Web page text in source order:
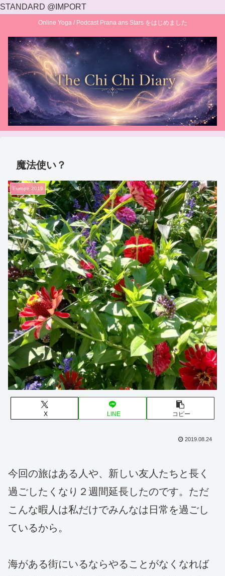
STANDARD @IMPORT
Online Yoga / Podcast Prana ans Stars をはじめました
魔法使い？
Europe 2019
X LINE コピー
2019.08.24
今回の旅はある人や、新しい友人たちと長く
過ごしたくなり２週間延長したのです。ただ
こんな暇人は私だけでみんなは日常を過ごし
ているから。
海がある街にいるならやることがなくなれば